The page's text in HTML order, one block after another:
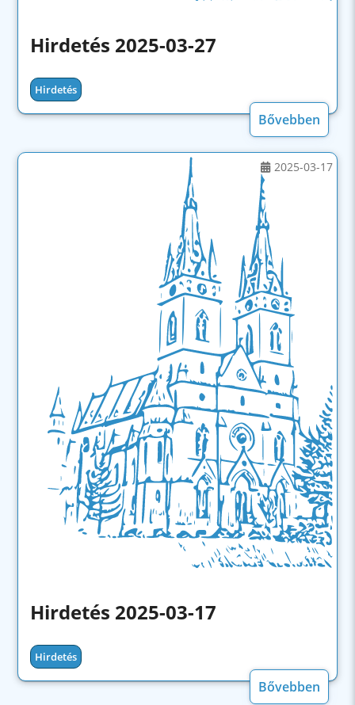
Hirdetés 2025-03-27
Hirdetés
Bővebben
Hirdetés 2025-03-17
Hirdetés
2025-03-17
Bővebben